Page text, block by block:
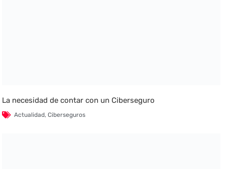
La necesidad de contar con un Ciberseguro
Actualidad,Ciberseguros